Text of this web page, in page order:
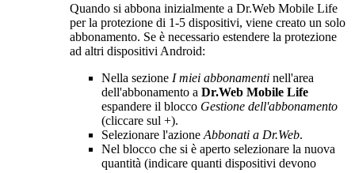
Quando si abbona inizialmente a Dr.Web Mobile Life
per la protezione di 1-5 dispositivi, viene creato un solo
abbonamento. Se è necessario estendere la protezione
ad altri dispositivi Android:
Nella sezione I miei abbonamenti nell'area
dell'abbonamento a Dr.Web Mobile Life
espandere il blocco Gestione dell'abbonamento
(cliccare sul +).
Selezionare l'azione Abbonati a Dr.Web.
Nel blocco che si è aperto selezionare la nuova
quantità (indicare quanti dispositivi devono